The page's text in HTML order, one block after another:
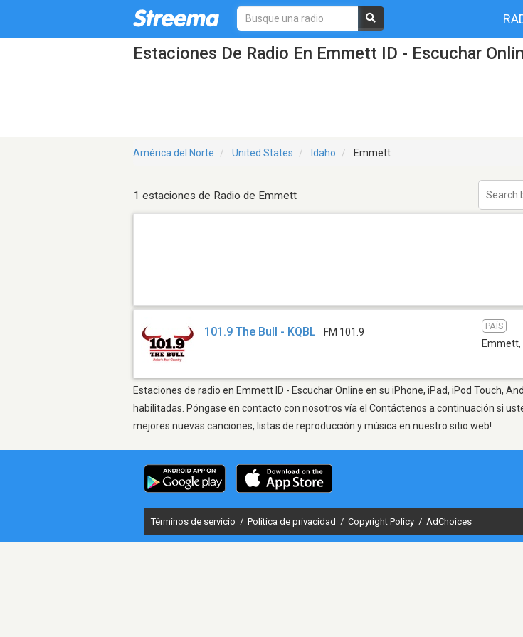
Estaciones De Radio En Emmett ID - Escuchar
América del Norte United States Idaho Emmett
1 estaciones de Radio de Emmett
101.9 The Bull - KQBL FM 101.9
PAÍS
Emmett,
Estaciones de radio en Emmett ID - Escuchar Online en su iPhone, iPad, iPod Touch,
habilitadas. Póngase en contacto con nosotros vía el Contáctenos a continuación si
mejores nuevas canciones, listas de reproducción y música en nuestro sitio web!
Términos de servicio / Política de privacidad / Copyright Policy / AdChoices